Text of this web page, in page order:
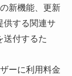
新機能、更新
供する関連サ
送付するた
ーに利用料金